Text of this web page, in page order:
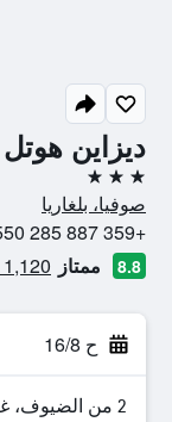
ديزاين هوتل 36
3 نجوم
صوفيا، بلغاريا
+359 887 285 550
8.8 ممتاز 1,120 من التقييمات تم التحقق منها
ح 16/8
2 من الضيوف، غرفة واحدة